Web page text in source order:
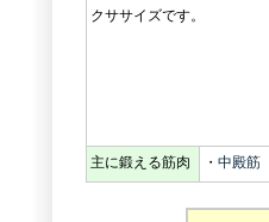
クササ
主に鍛える筋肉 ・ 中殿筋